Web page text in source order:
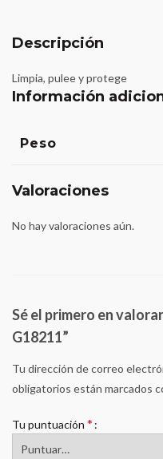
Descripción
Limpia, pulee y protege
Información
Peso
Valoraciones
No hay valoraciones aún.
Sé el primero en
G18211”
Tu dirección de correo
obligatorios están marcados
Tu puntuación *